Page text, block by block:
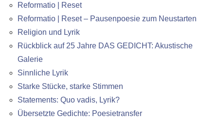
Reformatio | Reset
Reformatio | Reset – Pausenpoesie zum Neustarten
Religion und Lyrik
Rückblick auf 25 Jahre DAS GEDICHT: Akustische
Galerie
Sinnliche Lyrik
Starke Stücke, starke Stimmen
Statements: Quo vadis, Lyrik?
Übersetzte Gedichte: Poesietransfer